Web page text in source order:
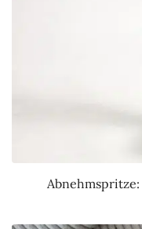
Abnehmspritze: